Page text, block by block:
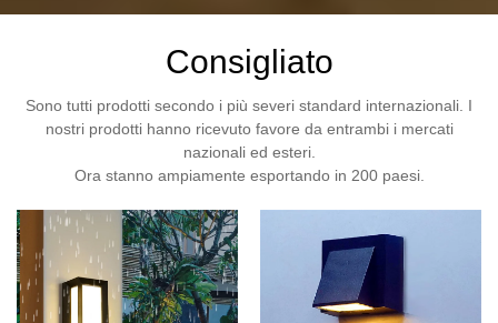
Consigliato
Sono tutti prodotti secondo i più severi standard internazionali. I
nostri prodotti hanno ricevuto favore da entrambi i mercati
nazionali ed esteri.
Ora stanno ampiamente esportando in 200 paesi.